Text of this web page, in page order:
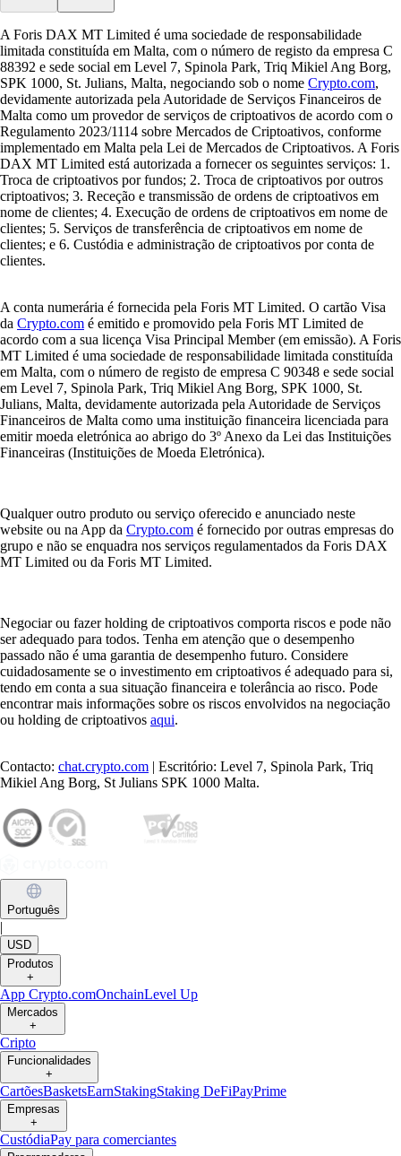
A Foris DAX MT Limited é uma sociedade de responsabilidade
limitada constituída em Malta, com o número de registo da empresa C
88392 e sede social em Level 7, Spinola Park, Triq Mikiel Ang Borg,
SPK 1000, St. Julians, Malta, negociando sob o nome Crypto.com,
devidamente autorizada pela Autoridade de Serviços Financeiros de
Malta como um provedor de serviços de criptoativos de acordo com o
Regulamento 2023/1114 sobre Mercados de Criptoativos, conforme
implementado em Malta pela Lei de Mercados de Criptoativos. A Foris
DAX MT Limited está autorizada a fornecer os seguintes serviços: 1.
Troca de criptoativos por fundos; 2. Troca de criptoativos por outros
criptoativos; 3. Receção e transmissão de ordens de criptoativos em
nome de clientes; 4. Execução de ordens de criptoativos em nome de
clientes; 5. Serviços de transferência de criptoativos em nome de
clientes; e 6. Custódia e administração de criptoativos por conta de
clientes.
A conta numerária é fornecida pela Foris MT Limited. O cartão Visa
da Crypto.com é emitido e promovido pela Foris MT Limited de
acordo com a sua licença Visa Principal Member (em emissão). A Foris
MT Limited é uma sociedade de responsabilidade limitada constituída
em Malta, com o número de registo de empresa C 90348 e sede social
em Level 7, Spinola Park, Triq Mikiel Ang Borg, SPK 1000, St.
Julians, Malta, devidamente autorizada pela Autoridade de Serviços
Financeiros de Malta como uma instituição financeira licenciada para
emitir moeda eletrónica ao abrigo do 3º Anexo da Lei das Instituições
Financeiras (Instituições de Moeda Eletrónica).
Qualquer outro produto ou serviço oferecido e anunciado neste
website ou na App da Crypto.com é fornecido por outras empresas do
grupo e não se enquadra nos serviços regulamentados da Foris DAX
MT Limited ou da Foris MT Limited.
Negociar ou fazer holding de criptoativos comporta riscos e pode não
ser adequado para todos. Tenha em atenção que o desempenho
passado não é uma garantia de desempenho futuro. Considere
cuidadosamente se o investimento em criptoativos é adequado para si,
tendo em conta a sua situação financeira e tolerância ao risco. Pode
encontrar mais informações sobre os riscos envolvidos na negociação
ou holding de criptoativos aqui.
Contacto: chat.crypto.com | Escritório: Level 7, Spinola Park, Triq
Mikiel Ang Borg, St Julians SPK 1000 Malta.
Português
|
USD
Produtos
+
App Crypto.comOnchainLevel Up
Mercados
+
Cripto
Funcionalidades
+
CartõesBasketsEarnStakingStaking DeFiPayPrime
Empresas
+
CustódiaPay para comerciantes